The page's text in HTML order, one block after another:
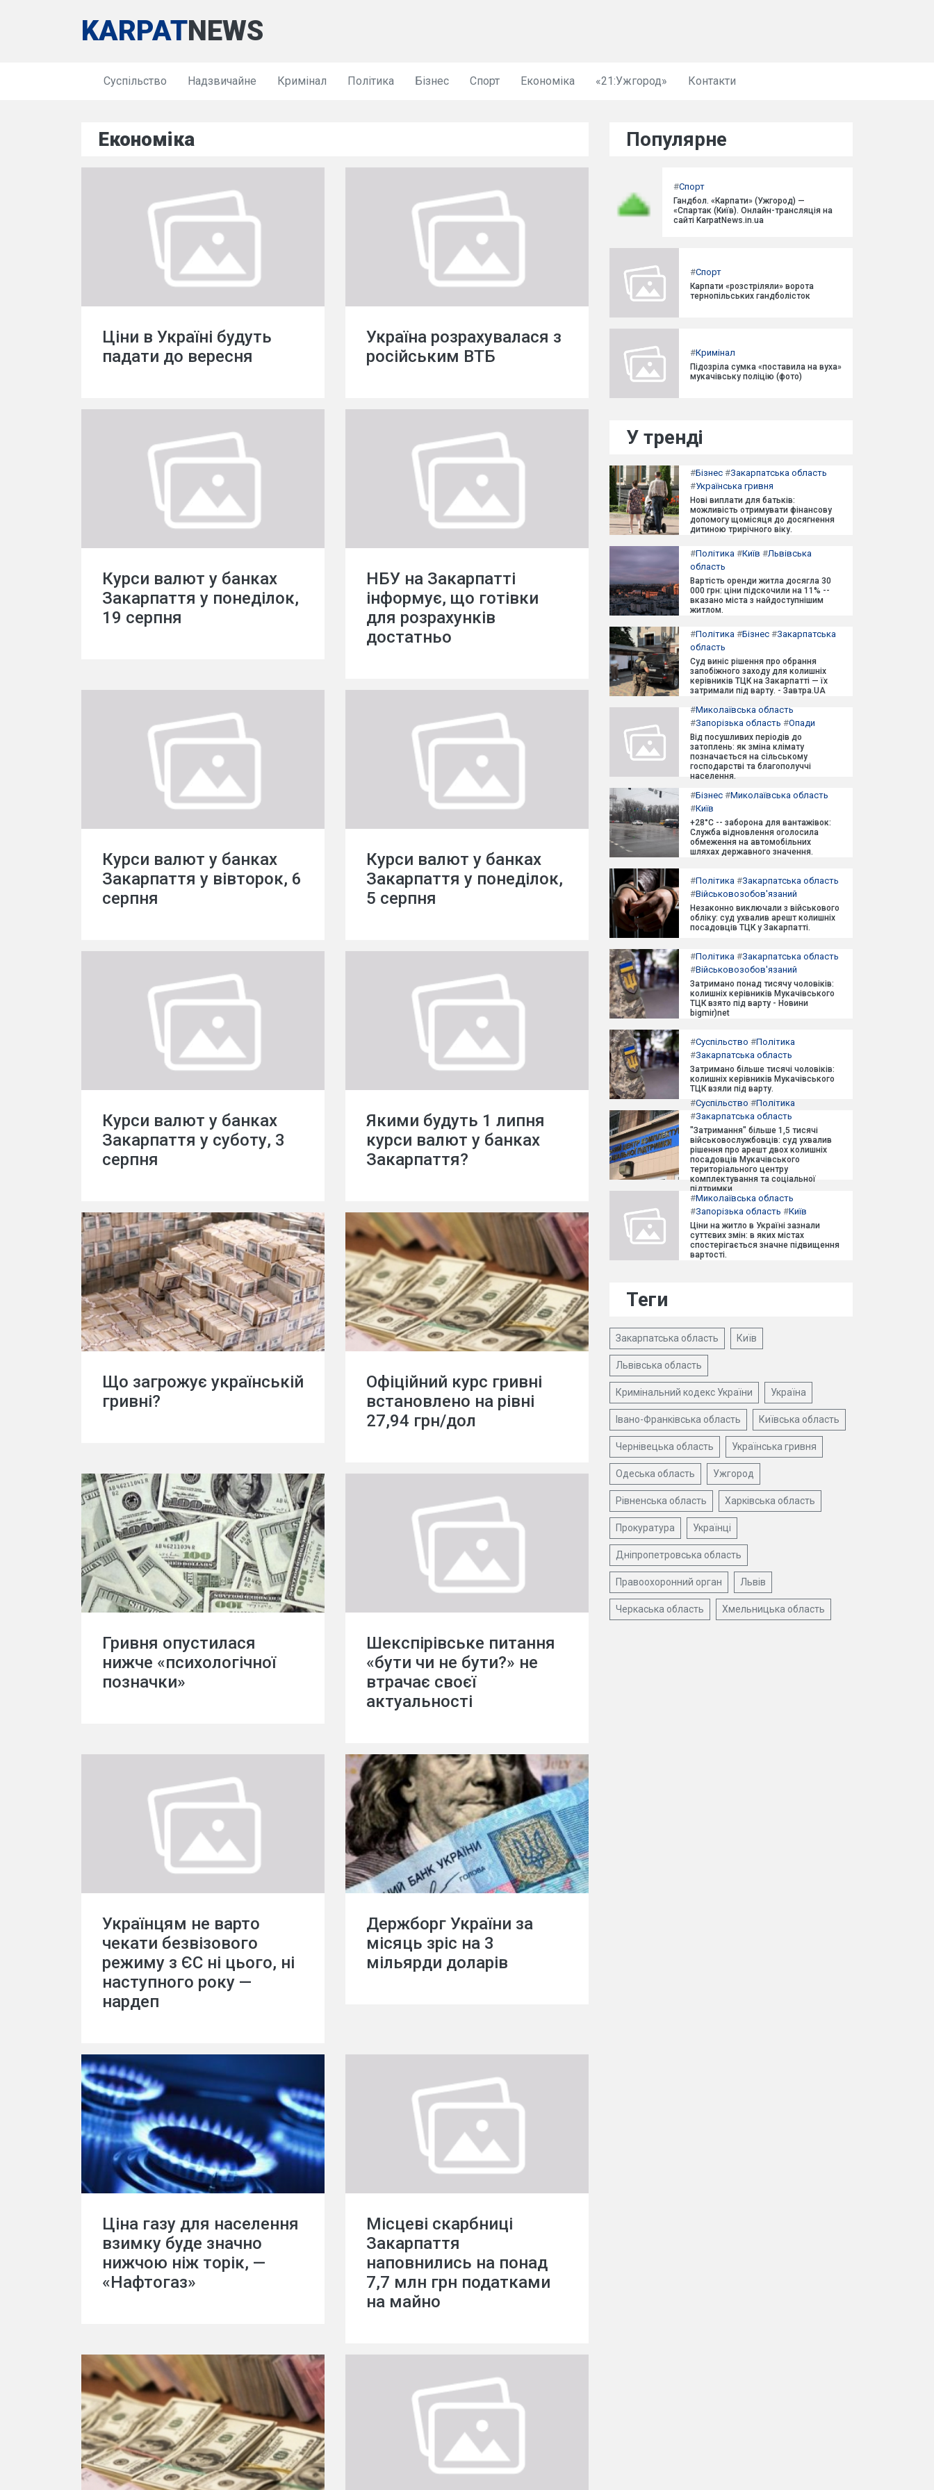
KARPATNEWS
Суспільство Надзвичайне Кримінал Політика Бізнес Спорт Економіка «21:Ужгород» Контакти
Економіка
Ціни в Україні будуть
падати до вересня
Україна розрахувалася з
російським ВТБ
Курси валют у банках
Закарпаття у понеділок,
19 серпня
НБУ на Закарпатті
інформує, що готівки
для розрахунків
достатньо
Курси валют у банках
Закарпаття у вівторок, 6
серпня
Курси валют у банках
Закарпаття у понеділок,
5 серпня
Курси валют у банках
Закарпаття у суботу, 3
серпня
Якими будуть 1 липня
курси валют у банках
Закарпаття?
Що загрожує українській
гривні?
Офіційний курс гривні
встановлено на рівні
27,94 грн/дол
Гривня опустилася
нижче «психологічної
позначки»
Шекспірівське питання
«бути чи не бути?» не
втрачає своєї
актуальності
Українцям не варто
чекати безвізового
режиму з ЄС ні цього, ні
наступного року —
нардеп
Держборг України за
місяць зріс на 3
мільярди доларів
Ціна газу для населення
взимку буде значно
нижчою ніж торік, —
«Нафтогаз»
Місцеві скарбниці
Закарпаття
наповнились на понад
7,7 млн грн податками
на майно
Популярне
#Спорт
Гандбол. «Карпати» (Ужгород) —
«Спартак (Київ). Онлайн-трансляція на
сайті KarpatNews.in.ua
#Спорт
Карпати «розстріляли» ворота
тернопільських гандболісток
#Кримінал
Підозріла сумка «поставила на вуха»
мукачівську поліцію (фото)
У тренді
#Бізнес #Закарпатська область
#Українська гривня
Нові виплати для батьків:
можливість отримувати фінансову
допомогу щомісяця до досягнення
дитиною трирічного віку.
#Політика #Київ #Львівська
область
Вартість оренди житла досягла 30
000 грн: ціни підскочили на 11% --
вказано міста з найдоступнішим
житлом.
#Політика #Бізнес #Закарпатська
область
Суд виніс рішення про обрання
запобіжного заходу для колишніх
керівників ТЦК на Закарпатті — їх
затримали під варту. - Завтра.UA
#Миколаївська область
#Запорізька область #Опади
Від посушливих періодів до
затоплень: як зміна клімату
позначається на сільському
господарстві та благополуччі
населення.
#Бізнес #Миколаївська область
#Київ
+28°C -- заборона для вантажівок:
Служба відновлення оголосила
обмеження на автомобільних
шляхах державного значення.
#Політика #Закарпатська область
#Військовозобов'язаний
Незаконно виключали з військового
обліку: суд ухвалив арешт колишніх
посадовців ТЦК у Закарпатті.
#Політика #Закарпатська область
#Військовозобов'язаний
Затримано понад тисячу чоловіків:
колишніх керівників Мукачівського
ТЦК взято під варту - Новини
bigmir)net
#Суспільство #Політика
#Закарпатська область
Затримано більше тисячі чоловіків:
колишніх керівників Мукачівського
ТЦК взяли під варту.
#Суспільство #Політика
#Закарпатська область
"Затримання" більше 1,5 тисячі
військовослужбовців: суд ухвалив
рішення про арешт двох колишніх
посадовців Мукачівського
територіального центру
комплектування та соціальної
підтримки.
#Миколаївська область
#Запорізька область #Київ
Ціни на житло в Україні зазнали
суттєвих змін: в яких містах
спостерігається значне підвищення
вартості.
Теги
Закарпатська область Київ
Львівська область
Кримінальний кодекс України Україна
Івано-Франківська область Київська область
Чернівецька область Українська гривня
Одеська область Ужгород
Рівненська область Харківська область
Прокуратура Українці
Дніпропетровська область
Правоохоронний орган Львів
Черкаська область Хмельницька область